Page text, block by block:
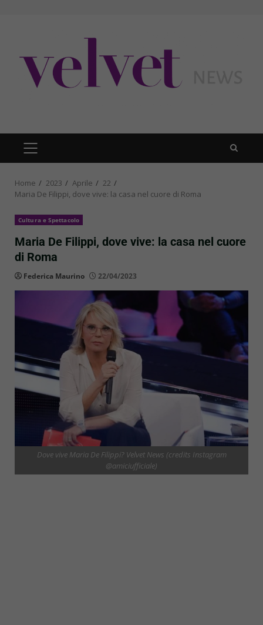
PRIMARY
MENU
Home 2023 Aprile
22
Maria De Filippi, dove vive: la casa nel cuore di Roma
Cultura e Spettacolo
Maria De Filippi, dove vive: la casa nel cuore
di Roma
Federica Maurino 22/04/2023
Dove vive Maria De Filippi? Velvet News (credits Instagram
@amiciufficiale)